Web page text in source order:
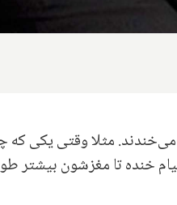
مثلا وقتی یکی
خنده تا مغزشون بیشتر